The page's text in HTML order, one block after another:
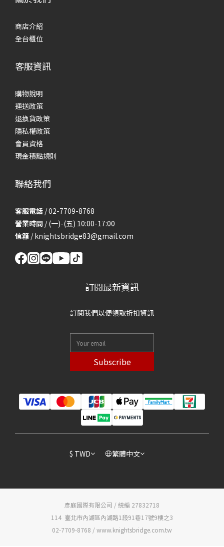
商店介紹
全台櫃位
客服資訊
購物說明
運送政策
退換貨政策
隱私權政策
會員資格
現金積點規則
聯絡我們
客服電話 / 02-7709-8768
營業時間 / (一)-(五) 10:00-17:00
信箱 /knightsbridge83@gmail.com
訂閱最新資訊
訂閱我們以便領取折扣資訊
Subscribe
$ TWD 繁體中文
彥庭國際有限公司 / 統編 27832718
114 臺北市內湖區內湖路1段91巷17號9樓之3
02-7709-8768 / www.knightsbridge.com.tw